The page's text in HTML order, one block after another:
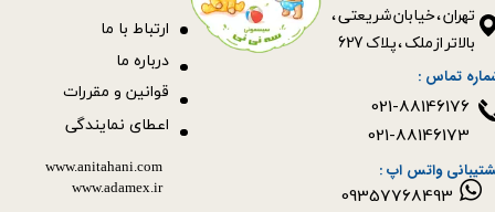
​​​​​​​تهران ، خیابان شریعتی ،
بالاتر از ملک ، پلاک 627​​​​​​​
قوانین و مقررات
ارتباط با ما
09357768493
درباره ما
اعطای نمایندگی
www.anitahani.com
www.ada​​​​​​​mex.ir
تماس :
واتس اپ :